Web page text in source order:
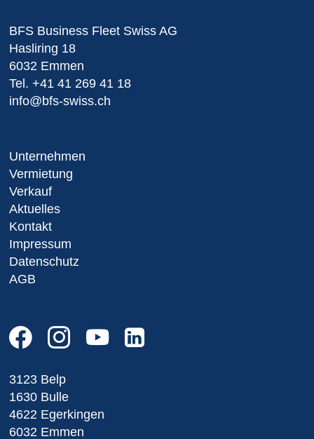
BFS Business Fleet Swiss AG
Hasliring 18
6032 Emmen
Tel. +41 41 269 41 18
info@bfs-swiss.ch
Unternehmen
Vermietung
Verkauf
Aktuelles
Kontakt
Impressum
Datenschutz
AGB
3123 Belp
1630 Bulle
4622 Egerkingen
6032 Emmen